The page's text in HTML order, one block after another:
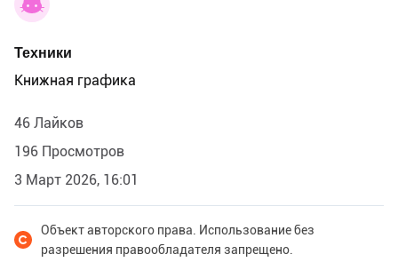
Техники
Книжная графика
46 Лайков
196 Просмотров
3 Март 2026, 16:01
Объект авторского права. Использование без
разрешения правообладателя запрещено.